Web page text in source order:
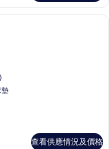
55 吋平面電視連有線電視頻道、電視
墊
查看供應情況及價格